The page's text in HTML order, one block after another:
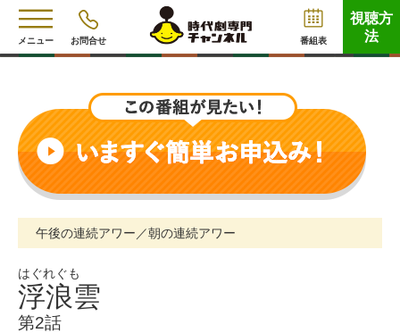
メニュー お問合せ 番組表
視聴方
法
午後の連続アワー／朝の連続アワー
はぐれぐも
浮浪雲
第2話